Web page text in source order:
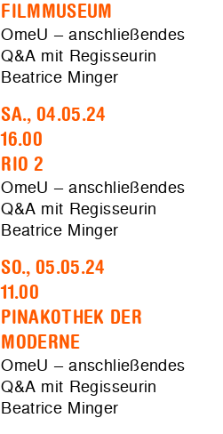
FILMMUSEUM
OmeU – anschließendes
Q&A mit Regisseurin
Beatrice Minger
SA., 04.05.24
16.00
RIO 2
OmeU – anschließendes
Q&A mit Regisseurin
Beatrice Minger
SO., 05.05.24
11.00
PINAKOTHEK DER
MODERNE
OmeU – anschließendes
Q&A mit Regisseurin
Beatrice Minger